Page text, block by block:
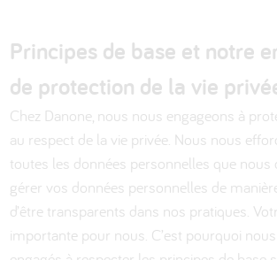
Principes de base et notre
de protection de la vie
Chez Danone, nous nous engageons à
au respect de la vie privée. Nous nous
toutes les données personnelles que nous
gérer vos données personnelles de
d’être transparents dans nos pratiques.
importante pour nous. C’est pourquoi